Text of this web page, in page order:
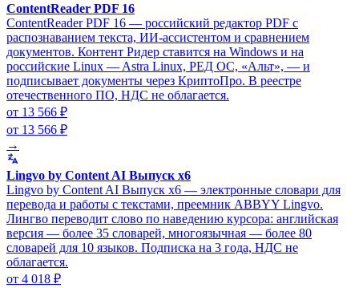
ContentReader PDF 16
ContentReader PDF 16 — российский редактор PDF с
распознаванием текста, ИИ-ассистентом и сравнением
документов. Контент Ридер ставится на Windows и на
российские Linux — Astra Linux, РЕД ОС, «Альт», — и
подписывает документы через КриптоПро. В реестре
отечественного ПО, НДС не облагается.
от 13 566 ₽
от 13 566 ₽
→
Lingvo by Content AI Выпуск x6
Lingvo by Content AI Выпуск x6 — электронные словари для
перевода и работы с текстами, преемник ABBYY Lingvo.
Лингво переводит слово по наведению курсора: английская
версия — более 35 словарей, многоязычная — более 80
словарей для 10 языков. Подписка на 3 года, НДС не
облагается.
от 4 018 ₽